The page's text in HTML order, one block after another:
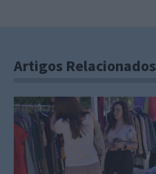
Artigos Relacionados